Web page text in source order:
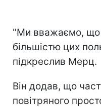
"Ми вважаємо, що
більшістю цих
підкреслив Мерц.
Він додав, що
повітряного